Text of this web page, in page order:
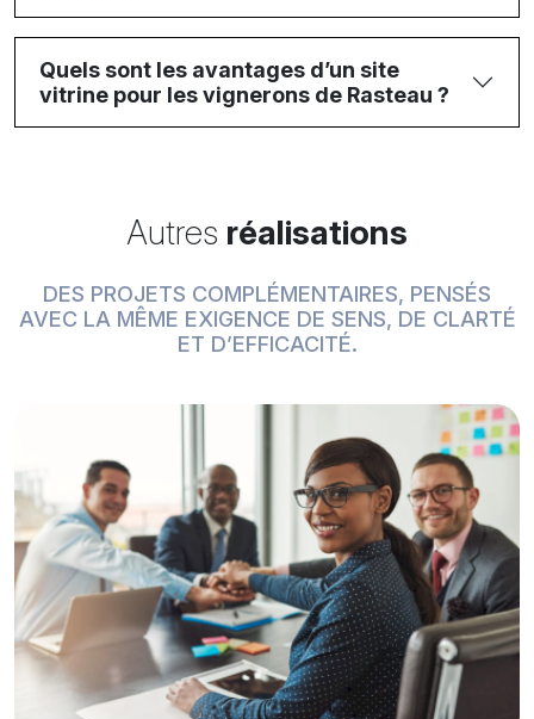
Quels sont les avantages d’un site
vitrine pour les vignerons de Rasteau ?
Autres réalisations
DES PROJETS COMPLÉMENTAIRES, PENSÉS
AVEC LA MÊME EXIGENCE DE SENS, DE CLARTÉ
ET D’EFFICACITÉ.